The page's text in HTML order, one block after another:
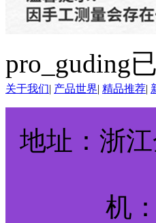
pro_guding
关于我们 产品世界 精品推荐
地址：浙
机：